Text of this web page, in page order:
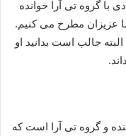
با گروه تی آرا خوانده
عزیزان مطرح می کنیم.
جالب است بدانید او
و گروه تی آرا است که